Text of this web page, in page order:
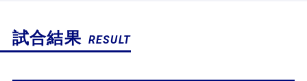
試合結果 RESULT